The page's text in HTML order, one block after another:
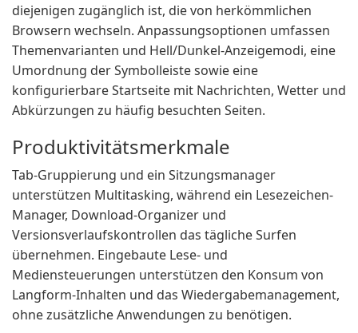
diejenigen zugänglich ist, die von herkömmlichen
Browsern wechseln. Anpassungsoptionen umfassen
Themenvarianten und Hell/Dunkel-Anzeigemodi, eine
Umordnung der Symbolleiste sowie eine
konfigurierbare Startseite mit Nachrichten, Wetter und
Abkürzungen zu häufig besuchten Seiten.
Produktivitätsmerkmale
Tab-Gruppierung und ein Sitzungsmanager
unterstützen Multitasking, während ein Lesezeichen-
Manager, Download-Organizer und
Versionsverlaufskontrollen das tägliche Surfen
übernehmen. Eingebaute Lese- und
Mediensteuerungen unterstützen den Konsum von
Langform-Inhalten und das Wiedergabemanagement,
ohne zusätzliche Anwendungen zu benötigen.